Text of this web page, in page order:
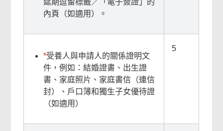
延期逗留標籤／「電子簽證」的
內頁（如適用）。
*受養人與申請人的關係證明文
件，例如：結婚證書、出生證
書、家庭照片、家庭書信（連信
封）、戶口簿和獨生子女優待證
（如適用）
5